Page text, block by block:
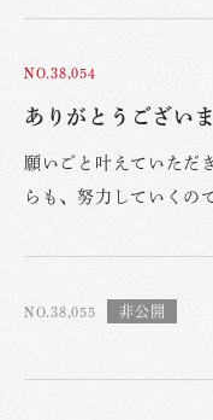
NO.38,054
ありがとうござい
願いごと叶えていただ
らも、努力していくの
NO.38,055